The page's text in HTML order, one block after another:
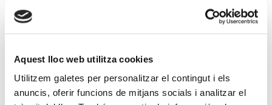
Aquest lloc web utilitza cookies
Utilitzem galetes per personalitzar el contingut i els
anuncis, oferir funcions de mitjans socials i analitzar el
més intuïtiva i personalitzable. Entre les millores
destacades, segons ha explicat Comas, permet als
usuaris fixar a la pantalla principal les operacions que
simplificar-ne l’ús. «D’aquesta manera, és molt més fàcil
i ràpid trobar sempre les opcions que necessiten» ha
assegurat el tècnic de Creand, tot afegint que aquesta